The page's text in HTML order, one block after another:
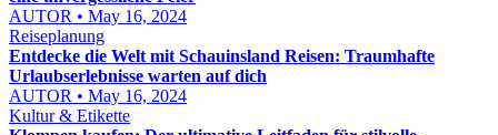
AUTOR • May 16, 2024
Reiseplanung
Entdecke die Welt mit Schauinsland Reisen: Traumhafte
Urlaubserlebnisse warten auf dich
AUTOR • May 16, 2024
Kultur & Etikette